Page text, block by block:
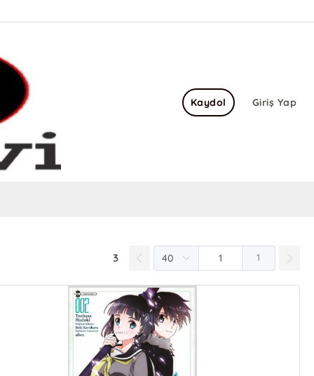
Giriş Yap
Kaydol
3 1